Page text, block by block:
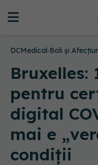
DCMedical›Boli și
Bruxelles:
pentru
digital
mai e
condiții